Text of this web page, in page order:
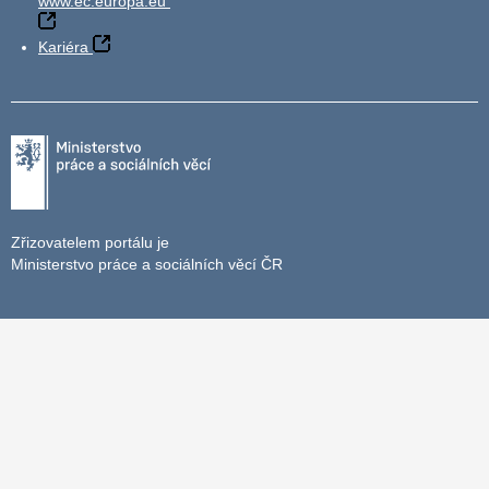
Kariéra
Zřizovatelem portálu je
Ministerstvo práce a sociálních věcí ČR